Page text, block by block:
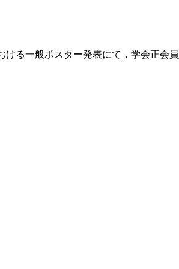
る一般ポスター発表にて，学会正会